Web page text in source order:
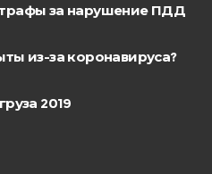
за нарушение ПДД
из-за коронавируса?
2019